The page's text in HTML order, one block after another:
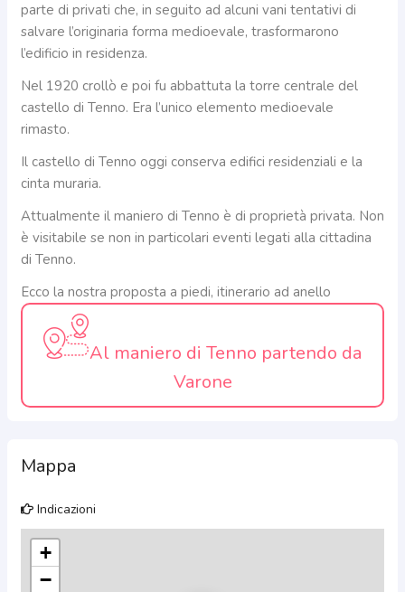
parte di privati che, in seguito ad alcuni vani tentativi di
salvare l’originaria forma medioevale, trasformarono
l’edificio in residenza.
Nel 1920 crollò e poi fu abbattuta la torre centrale del
castello di Tenno. Era l’unico elemento medioevale
rimasto.
Il castello di Tenno oggi conserva edifici residenziali e la
cinta muraria.
Attualmente il maniero di Tenno è di proprietà privata. Non
è visitabile se non in particolari eventi legati alla cittadina
di Tenno.
Ecco la nostra proposta a piedi, itinerario ad anello
Al maniero di Tenno partendo da
Varone
Mappa
Indicazioni
+
−